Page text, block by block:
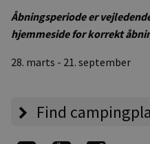
Åbningsperiode er
hjemmeside for korrekt
28. marts - 21. september
Find